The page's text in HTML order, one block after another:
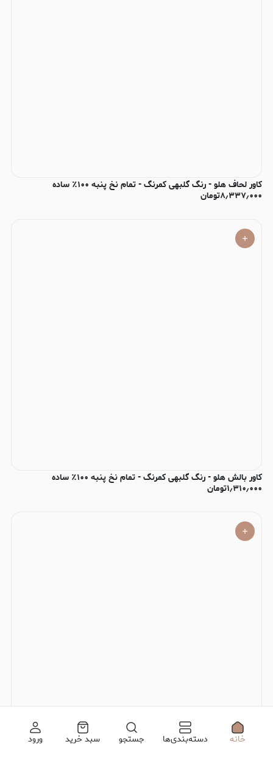
خانه دسته‌بندی‌ها جستجو سبد خرید ورود
کاور لحاف هلو - رنگ گلبهی کمرنگ - تمام نخ پنبه ۱۰۰٪ ساده
۸٫۳۳۷٫۰۰۰تومان
کاور بالش هلو - رنگ گلبهی کمرنگ - تمام نخ پنبه ۱۰۰٪ ساده
۱٫۳۱۰٫۰۰۰تومان